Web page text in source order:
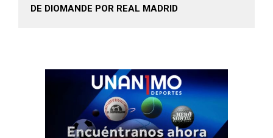
DE DIOMANDE POR REAL MADRID